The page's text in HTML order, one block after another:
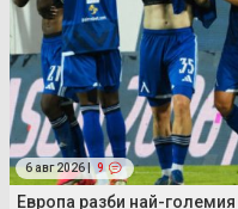
6 авг 2026 | 9
Европа разби най-